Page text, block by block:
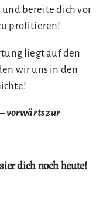
und bereite dich vor
profitieren!
liegt auf den
wir uns in den
vorwärts zur
dich noch heute!